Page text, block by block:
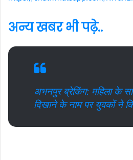
अन्य खबर भी पढ़े..
अभनपुर ब्रेकिंग: महिला के
दिखाने के नाम पर युवकों ने